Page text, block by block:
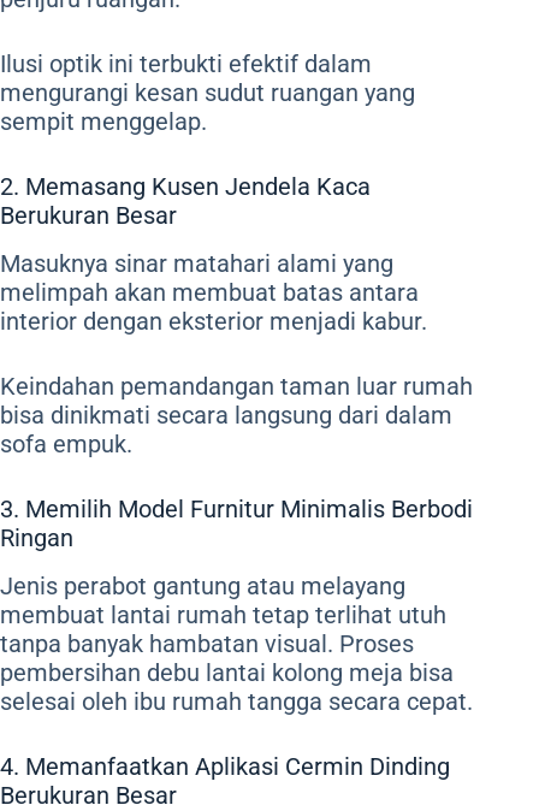
Ilusi optik ini terbukti efektif dalam
mengurangi kesan sudut ruangan yang
sempit menggelap.
2. Memasang Kusen Jendela Kaca
Berukuran Besar
Masuknya sinar matahari alami yang
melimpah akan membuat batas antara
interior dengan eksterior menjadi kabur.
Keindahan pemandangan taman luar rumah
bisa dinikmati secara langsung dari dalam
sofa empuk.
3. Memilih Model Furnitur Minimalis Berbodi
Ringan
Jenis perabot gantung atau melayang
membuat lantai rumah tetap terlihat utuh
tanpa banyak hambatan visual. Proses
pembersihan debu lantai kolong meja bisa
selesai oleh ibu rumah tangga secara cepat.
4. Memanfaatkan Aplikasi Cermin Dinding
Berukuran Besar